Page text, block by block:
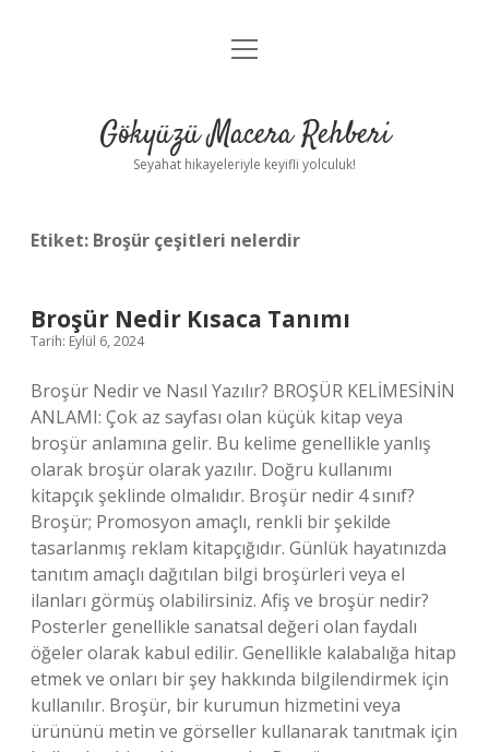
Anasayfa
Yasal Uyarı
menüyü
Gökyüzü Macera Rehberi
Seyahat hikayeleriyle keyifli yolculuk!
Etiket: Broşür çeşitleri nelerdir
Broşür Nedir Kısaca Tanımı
Tarih: Eylül 6, 2024
Broşür Nedir ve Nasıl Yazılır? BROŞÜR KELİMESİNİN
ANLAMI: Çok az sayfası olan küçük kitap veya
broşür anlamına gelir. Bu kelime genellikle yanlış
olarak broşür olarak yazılır. Doğru kullanımı
kitapçık şeklinde olmalıdır. Broşür nedir 4 sınıf?
Broşür; Promosyon amaçlı, renkli bir şekilde
tasarlanmış reklam kitapçığıdır. Günlük hayatınızda
tanıtım amaçlı dağıtılan bilgi broşürleri veya el
ilanları görmüş olabilirsiniz. Afiş ve broşür nedir?
Posterler genellikle sanatsal değeri olan faydalı
öğeler olarak kabul edilir. Genellikle kalabalığa hitap
etmek ve onları bir şey hakkında bilgilendirmek için
kullanılır. Broşür, bir kurumun hizmetini veya
ürününü metin ve görseller kullanarak tanıtmak için